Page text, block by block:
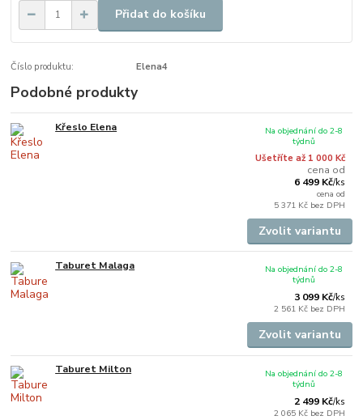
Přidat do košíku
Číslo produktu: Elena4
Podobné produkty
Křeslo Elena
Ušetříte až 1 000 Kč
cena od
6 499 Kč/ks
cena od
5 371 Kč bez DPH
Na objednání do 2-8
týdnů
Zvolit variantu
Taburet Malaga
3 099 Kč/ks
2 561 Kč bez DPH
Na objednání do 2-8
týdnů
Zvolit variantu
Taburet Milton
2 499 Kč/ks
2 065 Kč bez DPH
Na objednání do 2-8
týdnů